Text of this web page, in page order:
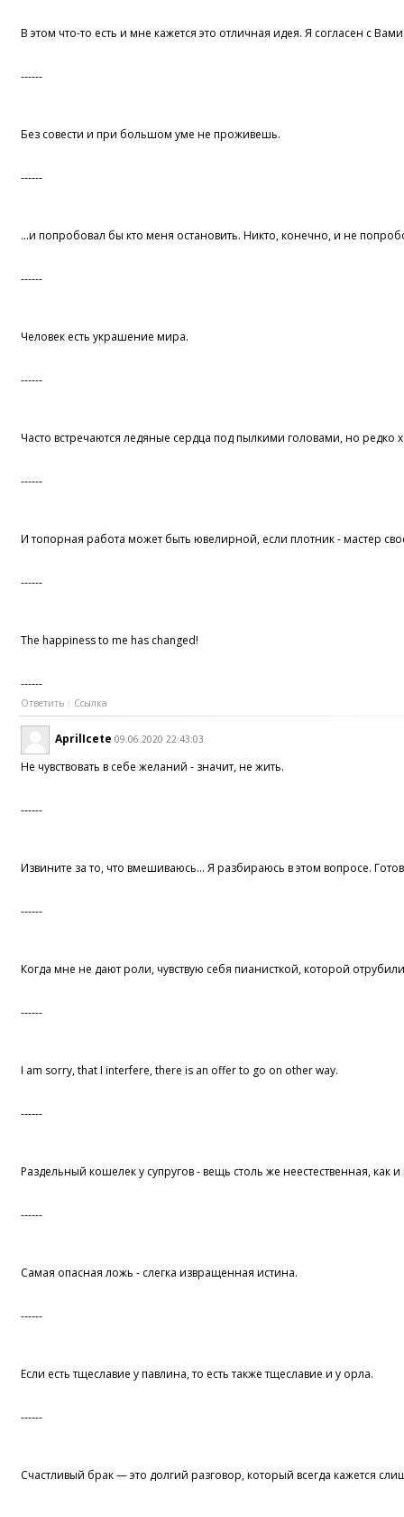
В этом что-то есть и мне кажется это отличная идея. Я согласен с
------
Без совести и при большом уме не проживешь.
------
...и попробовал бы кто меня остановить. Никто, конечно, и не
------
Человек есть украшение мира.
------
Часто встречаются ледяные сердца под пылкими головами, но
------
И топорная работа может быть ювелирной, если плотник - мастер
------
The happiness to me has changed!
------
Ответить Ссылка
AprilIcete 09.06.2020 22:43:03
Не чувствовать в себе желаний - значит, не жить.
------
Извините за то, что вмешиваюсь… Я разбираюсь в этом вопросе.
------
Когда мне не дают роли, чувствую себя пианисткой, которой
------
I am sorry, that I interfere, there is an offer to go on other way.
------
Раздельный кошелек у супругов - вещь столь же неестественная, как
------
Самая опасная ложь - слегка извращенная истина.
------
Если есть тщеславие у павлина, то есть также тщеславие и у орла.
------
Счастливый брак — это долгий разговор, который всегда кажется